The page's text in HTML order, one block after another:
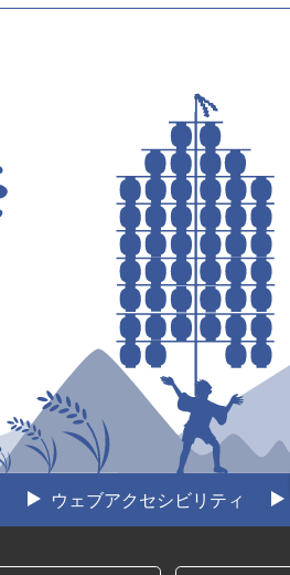
ウェブアクセシビリティ